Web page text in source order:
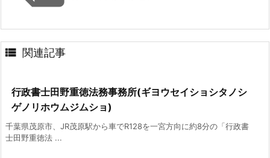
 関連記事
行政書士田野重徳法務事務所(ギヨウセイショシタノシ
ゲノリホウムジムショ)
千葉県茂原市、JR茂原駅から車でR128を一宮方向に約8分の「行政書
士田野重徳法 ...